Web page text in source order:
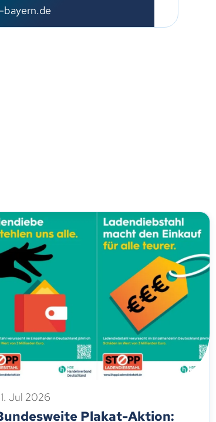
bayern.de
Jul 2026
Plakat-Aktion: